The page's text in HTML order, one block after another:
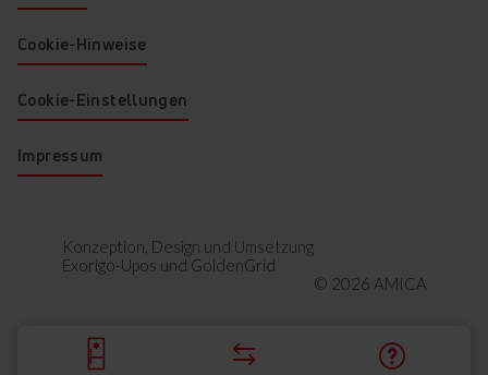
Konzeption, Design und Umsetzung
Exorigo-Upos und GoldenGrid
© 2026 AMICA
Cookie-Hinweise
Cookie-Einstellungen
Impressum